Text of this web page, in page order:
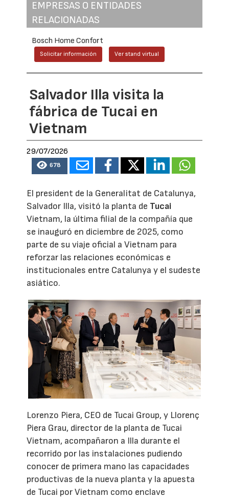
EMPRESAS O ENTIDADES
RELACIONADAS
Bosch Home Confort
Solicitar información Ver stand virtual
Salvador Illa visita la
fábrica de Tucai en
Vietnam
29/07/2026
678
El president de la Generalitat de Catalunya,
Salvador Illa, visitó la planta de Tucai
Vietnam, la última filial de la compañía que
se inauguró en diciembre de 2025, como
parte de su viaje oficial a Vietnam para
reforzar las relaciones económicas e
institucionales entre Catalunya y el sudeste
asiático.
Lorenzo Piera, CEO de Tucai Group, y Llorenç
Piera Grau, director de la planta de Tucai
Vietnam, acompañaron a Illa durante el
recorrido por las instalaciones pudiendo
conocer de primera mano las capacidades
productivas de la nueva planta y la apuesta
de Tucai por Vietnam como enclave